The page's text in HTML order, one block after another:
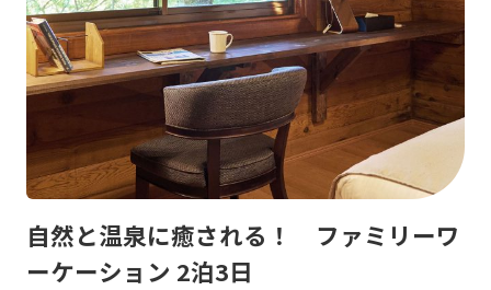
自然と温泉に癒される！ ファミリーワ
ーケーション 2泊3日